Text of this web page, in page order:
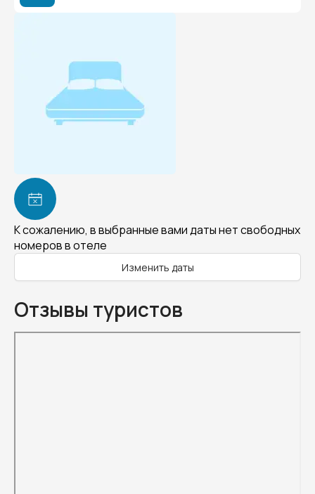
К сожалению, в выбранные вами даты нет свободных
номеров в отеле
Изменить даты
Отзывы туристов